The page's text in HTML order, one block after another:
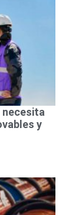
necesita
y